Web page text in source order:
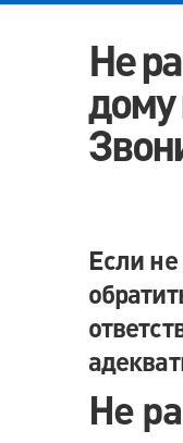
Не
дому
Если
Не